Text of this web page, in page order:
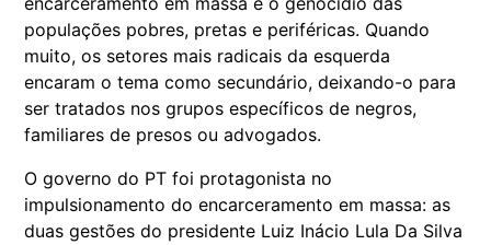
populações pobres, pretas e periféricas. Quando
muito, os setores mais radicais da esquerda
encaram o tema como secundário, deixando-o para
ser tratados nos grupos específicos de negros,
familiares de presos ou advogados.
O governo do PT foi protagonista no
impulsionamento do encarceramento em massa: as
duas gestões do presidente Luiz Inácio Lula Da Silva